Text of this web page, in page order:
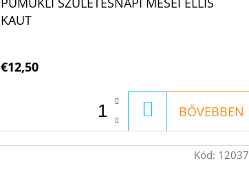
KAUT
€12,50
KOSÁRBA
BŐVEBBEN
Kód: 12037